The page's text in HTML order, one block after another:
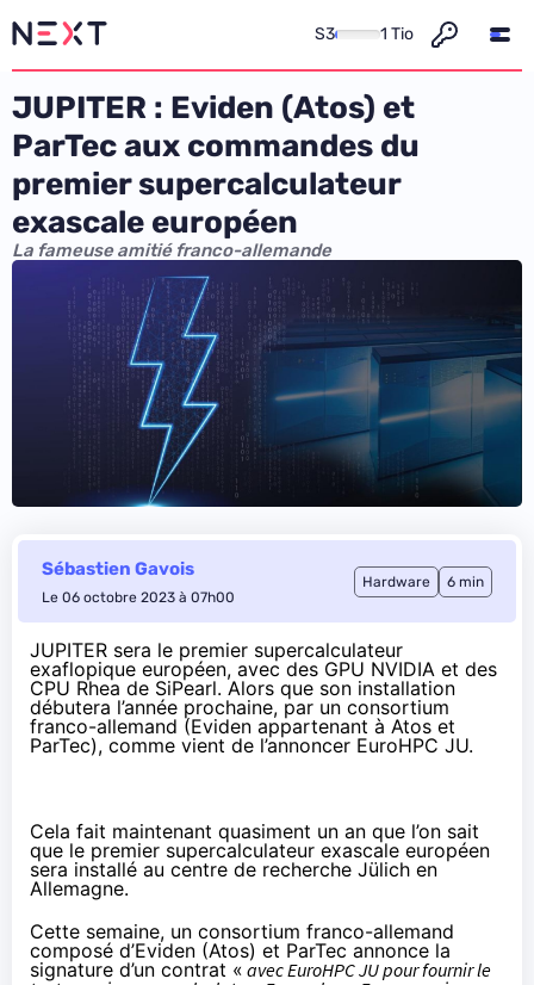
S3 1 Tio
JUPITER : Eviden (Atos) et
ParTec aux commandes du
premier supercalculateur
exascale européen
La fameuse amitié franco-allemande
Sébastien Gavois
Le 06 octobre 2023 à 07h00
Hardware 6 min
JUPITER sera le premier supercalculateur
exaflopique européen, avec des GPU NVIDIA et des
CPU Rhea de SiPearl. Alors que son installation
débutera l’année prochaine, par un consortium
franco-allemand (Eviden appartenant à Atos et
ParTec), comme vient de l’annoncer EuroHPC JU.
Cela fait maintenant quasiment un an que l’on sait
que le premier supercalculateur exascale européen
sera installé au centre de recherche Jülich en
Allemagne.
Cette semaine, un consortium franco-allemand
composé d’Eviden (Atos) et ParTec annonce la
signature d’un contrat « avec EuroHPC JU pour fournir le